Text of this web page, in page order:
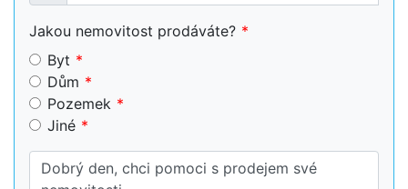
Jakou nemovitost prodáváte?
Byt
Dům
Pozemek
Jiné